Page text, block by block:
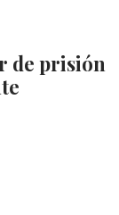
de prisión